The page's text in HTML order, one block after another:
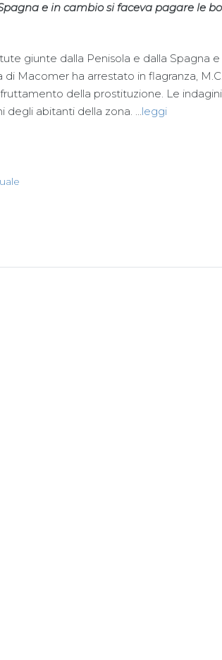
e in cambio si faceva pagare le
giunte dalla Penisola e dalla Spagna e
Macomer ha arrestato in flagranza,
della prostituzione. Le indagini
degli abitanti della zona. …leggi